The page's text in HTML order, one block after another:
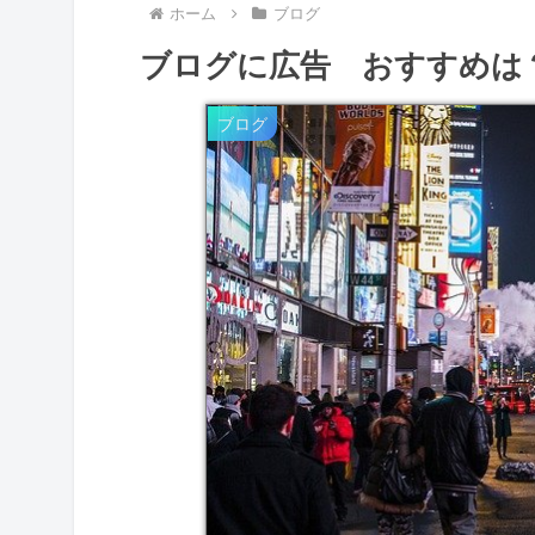
ホーム ブログ
ブログに広告 おすすめは
ブログ